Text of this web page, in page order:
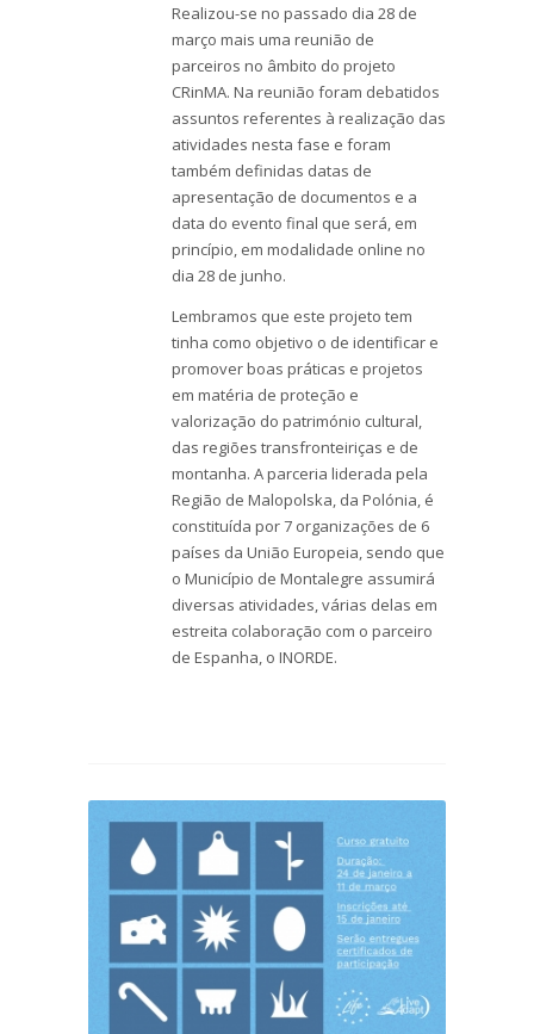
Realizou-se no passado dia 28 de
março mais uma reunião de
parceiros no âmbito do projeto
CRinMA. Na reunião foram debatidos
assuntos referentes à realização das
atividades nesta fase e foram
também definidas datas de
apresentação de documentos e a
data do evento final que será, em
princípio, em modalidade online no
dia 28 de junho.
Lembramos que este projeto tem
tinha como objetivo o de identificar e
promover boas práticas e projetos
em matéria de proteção e
valorização do património cultural,
das regiões transfronteiriças e de
montanha. A parceria liderada pela
Região de Malopolska, da Polónia, é
constituída por 7 organizações de 6
países da União Europeia, sendo que
o Município de Montalegre assumirá
diversas atividades, várias delas em
estreita colaboração com o parceiro
de Espanha, o INORDE.